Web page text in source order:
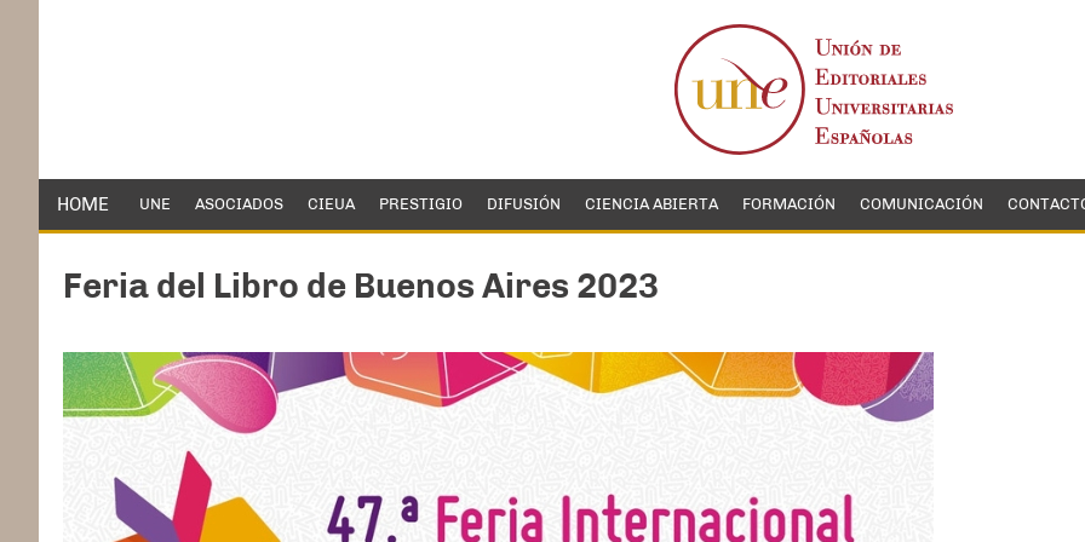
HOME UNE ASOCIADOS CIEUA PRESTIGIO DIFUSIÓN CIENCIA ABIERTA FORMACIÓN COMUNICACIÓN
Feria del Libro de Buenos Aires 2023